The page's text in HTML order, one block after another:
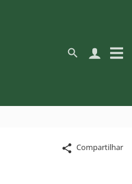
Compartilhar